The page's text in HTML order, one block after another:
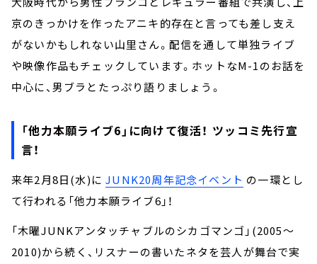
京のきっかけを作ったアニキ的存在と言っても差し支え
がないかもしれない山里さん。配信を通して単独ライブ
や映像作品もチェックしています。ホットなM-1のお話を
中心に、男ブラとたっぷり語りましょう。
「他力本願ライブ6」に向けて復活！ ツッコミ先行宣
言！
来年2月8日(水)にJUNK20周年記念イベント の一環とし
て行われる「他力本願ライブ6」！
「木曜JUNKアンタッチャブルのシカゴマンゴ」(2005～
2010)から続く、リスナーの書いたネタを芸人が舞台で実